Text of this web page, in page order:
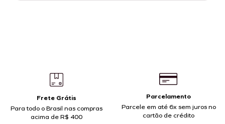
Frete Grátis
Para todo o Brasil nas compras
acima de R$ 400
Parcelamento
Parcele em até 6x sem juros no
cartão de crédito